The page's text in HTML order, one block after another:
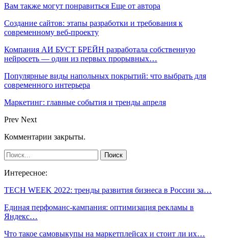
Вам также могут понравиться Еще от автора
Создание сайтов: этапы разработки и требования к
современному веб-проекту
Компания АИ БУСТ БРЕЙН разработала собственную
нейросеть — один из первых прорывных…
Популярные виды напольных покрытий: что выбрать для
современного интерьера
Маркетинг: главные события и тренды апреля
Prev Next
Комментарии закрыты.
Интересное:
TECH WEEK 2022: тренды развития бизнеса в России за…
Единая перфоманс-кампания: оптимизация рекламы в
Яндекс…
Что такое самовыкупы на маркетплейсах и стоит ли их…